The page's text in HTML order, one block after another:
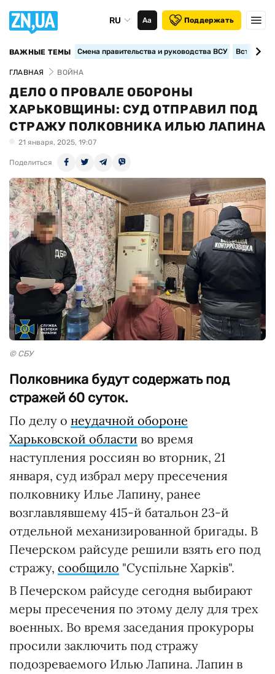
RU Аа Поддержать
ВАЖНЫЕ ТЕМЫ Смена правительства и руководства ВСУ
ГЛАВНАЯ ВОЙНА
ДЕЛО О ПРОВАЛЕ ОБОРОНЫ
ХАРЬКОВЩИНЫ: СУД ОТПРАВИЛ ПОД
СТРАЖУ ПОЛКОВНИКА ИЛЬЮ ЛАПИНА
21 января, 2025, 19:07
Поделиться
© СБУ
Полковника будут содержать под
стражей 60 суток.
По делу о неудачной обороне
Харьковской области во время
наступления россиян во вторник, 21
января, суд избрал меру пресечения
полковнику Илье Лапину, ранее
возглавлявшему 415-й батальон 23-й
отдельной механизированной бригады. В
Печерском райсуде решили взять его под
стражу, сообщило "Суспільне Харків".
В Печерском райсуде сегодня выбирают
меры пресечения по этому делу для трех
военных. Во время заседания прокуроры
просили заключить под стражу
подозреваемого Илью Лапина. Лапин в